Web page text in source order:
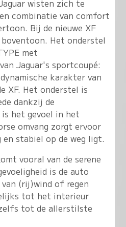
wisten zich te
combinatie van comfort
Bij de nieuwe XF
Het onderstel
met
Jaguar's sportcoupé:
karakter van
XF. Het onderstel is
dankzij de
het gevoel in het
omvang zorgt ervoor
stabiel op de weg ligt.
vooral van de serene
is de auto
(rij)wind of regen
tot het interieur
tot de allerstilste